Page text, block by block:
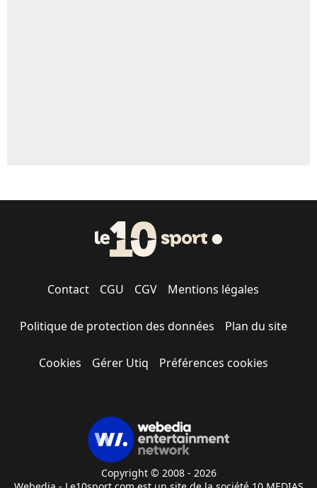
Contact CGU CGV Mentions légales
Politique de protection des données Plan du site
Cookies Gérer Utiq Préférences cookies
Copyright © 2008 - 2026